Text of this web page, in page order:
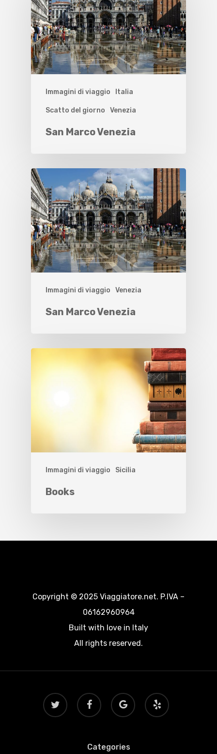
Immagini di viaggio Italia
Scatto del giorno Venezia
San Marco Venezia
Immagini di viaggio Venezia
San Marco Venezia
Immagini di viaggio Sicilia
Books
Copyright © 2025 Viaggiatore.net. P.IVA –
06162960964
Built with love in Italy
All rights reserved.
twitter facebook
google-
plus
yelp
Categories